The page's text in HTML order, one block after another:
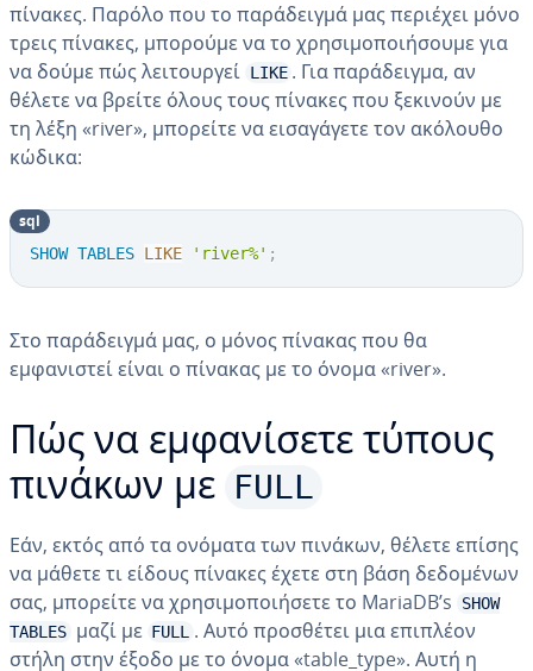
πίνακες. Παρόλο που το παράδειγμά μας περιέχει μόνο
τρεις πίνακες, μπορούμε να το χρησιμοποιήσουμε για
να δούμε πώς λειτουργεί LIKE . Για παράδειγμα, αν
θέλετε να βρείτε όλους τους πίνακες που ξεκινούν με
τη λέξη «river», μπορείτε να εισαγάγετε τον ακόλουθο
κώδικα:
SHOW TABLES LIKE 'river%' ;
sql
Στο παράδειγμά μας, ο μόνος πίνακας που θα
εμφανιστεί είναι ο πίνακας με το όνομα «river».
Πώς να εμφανίσετε τύπους
πινάκων με FULL
Εάν, εκτός από τα ονόματα των πινάκων, θέλετε επίσης
να μάθετε τι είδους πίνακες έχετε στη βάση δεδομένων
σας, μπορείτε να χρησιμοποιήσετε το MariaDB’s
SHOW
TABLES μαζί με FULL
. Αυτό προσθέτει μια επιπλέον
στήλη στην έξοδο με το όνομα «table_type». Αυτή η